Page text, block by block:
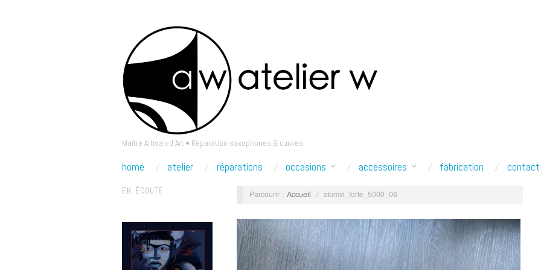
Maître Artisan d'Art • Réparation saxophones & cuivres
home atelier réparations occasions accessoires fabrication contact
EN ÉCOUTE Parcourir : Accueil / stomvi_forte_5000_06